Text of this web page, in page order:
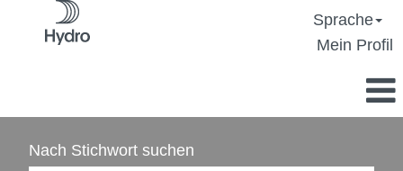
Sprache
Mein Profil
Nach Stichwort suchen